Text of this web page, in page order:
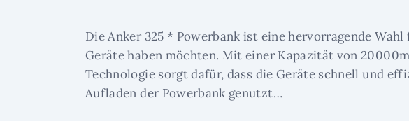
Die Anker 325 * Powerbank ist eine hervorragende
Geräte haben möchten. Mit einer Kapazität von
Technologie sorgt dafür, dass die Geräte schnell und
Aufladen der Powerbank genutzt…